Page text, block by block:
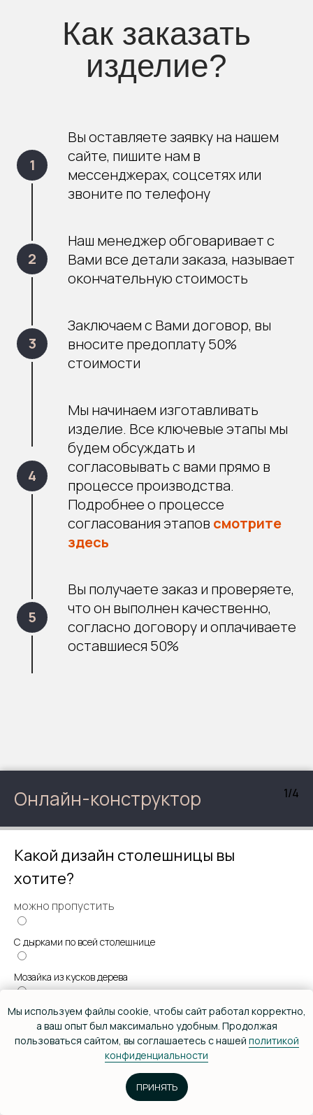
Мы используем файлы cookie, чтобы сайт работал корректно,
а ваш опыт был максимально удобным. Продолжая
пользоваться сайтом, вы соглашаетесь с нашей политикой
конфиденциальности
ПРИНЯТЬ
Заказать звонок
Как заказать
изделие?
сайте, пишите нам в
мессенджерах, соцсетях или
звоните по телефону
Вами все детали заказа, называет
окончательную стоимость
вносите предоплату 50%
стоимости
изделие. Все ключевые этапы мы
будем обсуждать и
согласовывать с вами прямо в
процессе производства.
Подробнее о процессе
согласования этаповсмотрите
здесь
что он выполнен качественно,
согласно договору и оплачиваете
оставшиеся 50%
хотите?
С дырками по всей столешнице
Мозайка из кусков дерева
Смола с 1 края
Главная
Рассчитать стоимость
Проекты
О компании
Преимущества
Этапы работы
Политика конфиденциальности
© Дизайн-мастерская EYWA 2026